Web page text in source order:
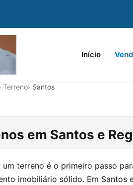
Início
Terreno Santos
em Santos e
um terreno é o primeiro passo
imobiliário sólido. Em Santos